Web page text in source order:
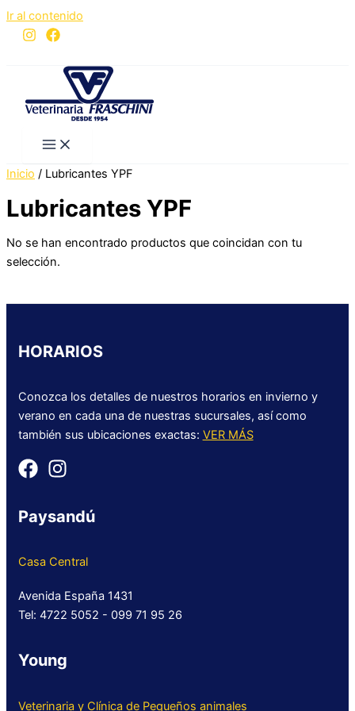
Ir al contenido
Inicio / Lubricantes YPF
Lubricantes YPF
No se han encontrado productos que coincidan con tu
selección.
HORARIOS
Conozca los detalles de nuestros horarios en invierno y
verano en cada una de nuestras sucursales, así como
también sus ubicaciones exactas: VER MÁS
Paysandú
Casa Central
Avenida España 1431
Tel: 4722 5052 - 099 71 95 26
Young
Veterinaria y Clínica de Pequeños animales